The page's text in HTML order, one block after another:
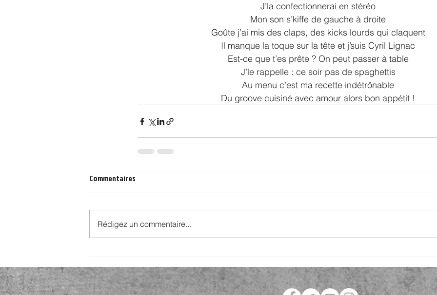
J’la confectionnerai en stéréo
Mon son s’kiffe de gauche à droite
Goûte j’ai mis des claps, des kicks lourds qui claquent
Il manque la toque sur la tête et j’suis Cyril Lignac
Est-ce que t’es prête ? On peut passer à table
J’le rappelle : ce soir pas de spaghettis
Au menu c’est ma recette indétrônable
Du groove cuisiné avec amour alors bon appétit !
Commentaires
Rédigez un commentaire...